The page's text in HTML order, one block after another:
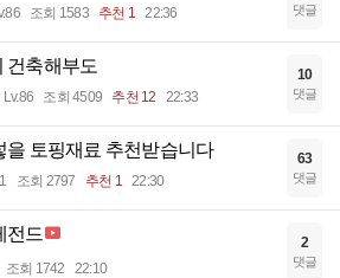
조회 1583 추천 1 22:36 댓글
건축해부도
Lv.86 조회 4509 추천 12 22:33
10
댓글
을 토핑재료 추천받습니다
조회 2797 추천 1 22:30
63
댓글
전드
조회 1742 22:10
2
댓글